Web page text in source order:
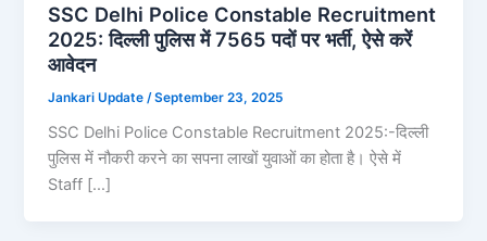
SSC Delhi Police Constable Recruitment
2025: दिल्ली पुलिस में 7565 पदों पर भर्ती, ऐसे करें
आवेदन
Jankari Update /September 23, 2025
SSC Delhi Police Constable Recruitment 2025:-दिल्ली
पुलिस में नौकरी करने का सपना लाखों युवाओं का होता है। ऐसे में
Staff […]